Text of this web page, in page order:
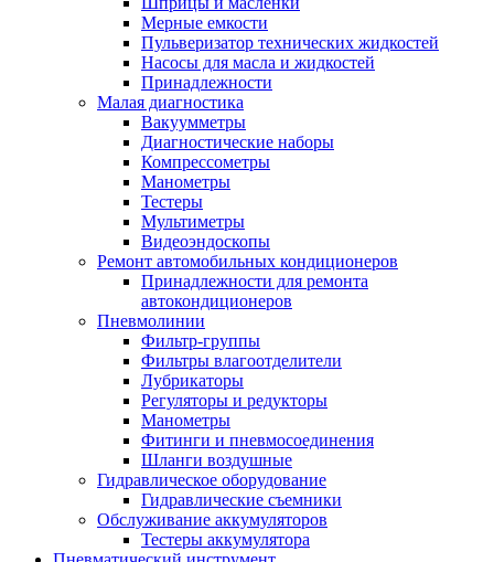
Мерные емкости
Пульверизатор технических жидкостей
Насосы для масла и жидкостей
Принадлежности
Малая диагностика
Вакуумметры
Диагностические наборы
Компрессометры
Манометры
Тестеры
Мультиметры
Видеоэндоскопы
Ремонт автомобильных кондиционеров
Принадлежности для ремонта
автокондиционеров
Пневмолинии
Фильтр-группы
Фильтры влагоотделители
Лубрикаторы
Регуляторы и редукторы
Манометры
Фитинги и пневмосоединения
Шланги воздушные
Гидравлическое оборудование
Гидравлические съемники
Обслуживание аккумуляторов
Тестеры аккумулятора